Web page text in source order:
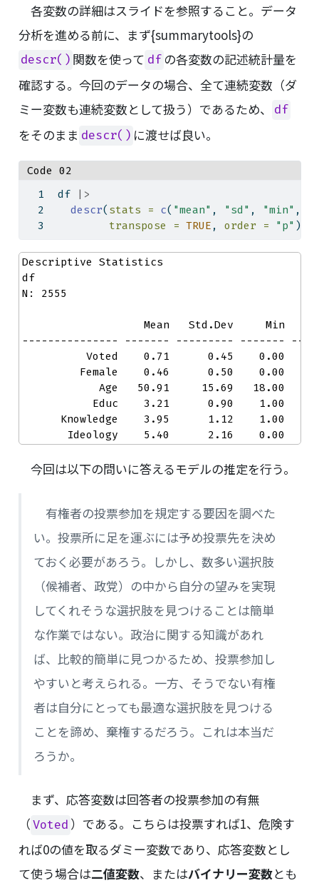
各変数の詳細はスライドを参照すること。データ
分析を進める前に、まず{summarytools}の
descr() 関数を使って df の各変数の記述統計量を
確認する。今回のデータの場合、全て連続変数（ダ
ミー変数も連続変数として扱う）であるため、
df
をそのまま descr() に渡せば良い。
Code 02
df
|>
descr( stats = c( "mean" , "sd" , "min" ,
transpose = TRUE , order = "p" )
Descriptive Statistics
df
N: 2555
Mean   Std.Dev     Min
--------------- ------- --------- -------
Voted    0.71      0.45    0.00
Female    0.46      0.50    0.00
Age   50.91     15.69   18.00
Educ    3.21      0.90    1.00
Knowledge    3.95      1.12    1.00
Ideology    5.40      2.16    0.00
今回は以下の問いに答えるモデルの推定を行う。
有権者の投票参加を規定する要因を調べた
い。投票所に足を運ぶには予め投票先を決め
ておく必要があろう。しかし、数多い選択肢
（候補者、政党）の中から自分の望みを実現
してくれそうな選択肢を見つけることは簡単
な作業ではない。政治に関する知識があれ
ば、比較的簡単に見つかるため、投票参加し
やすいと考えられる。一方、そうでない有権
者は自分にとっても最適な選択肢を見つける
ことを諦め、棄権するだろう。これは本当だ
ろうか。
まず、応答変数は回答者の投票参加の有無
（Voted ）である。こちらは投票すれば1、危険す
れば0の値を取るダミー変数であり、応答変数とし
て使う場合は二値変数、またはバイナリー変数とも